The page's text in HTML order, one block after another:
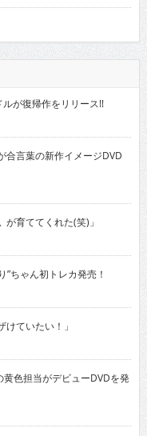
が復帰作をリリース!!
言葉の新作イメージDVD
育ててくれた(笑)」
ちゃん初トレカ発売！
ていたい！」
色担当がデビューDVDを発